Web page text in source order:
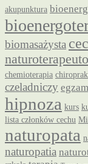
akupunktura
biomasażysta
chemioterapia
czeladniczy
hipnoza kurs
lista członków cechu
naturopata
naturopatia